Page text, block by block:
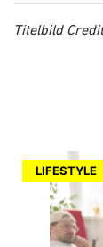
Titelbild
LIFESTYLE